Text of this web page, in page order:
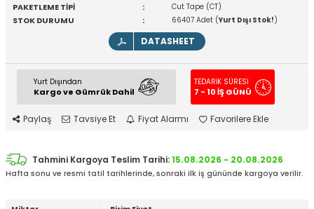
PAKETLEME TİPİ : Cut Tape (CT)
STOK DURUMU : 66407 Adet (Yurt Dışı Stok!)
DATASHEET
Yurt Dışından
Kargo ve Gümrük Dahil
TEDARİK SÜRESİ
7 - 10 İŞ GÜNÜ
Paylaş Tavsiye Et Fiyat Alarmı Favorilere Ekle
Tahmini Kargoya Teslim Tarihi:15.08.2026 - 20.08.2026
Hafta sonu ve resmi tatil tarihlerinde, sonraki ilk iş gününde kargoya verilir.